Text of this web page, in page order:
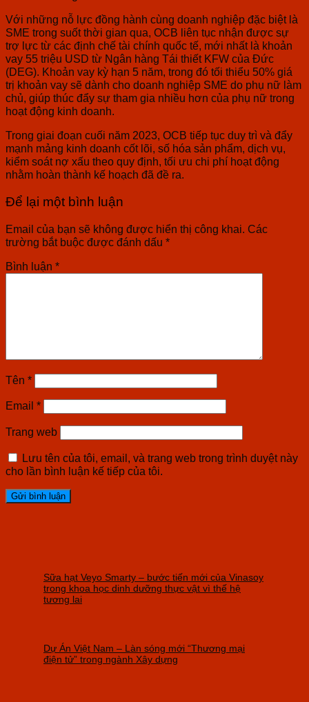
Với những nỗ lực đồng hành cùng doanh nghiệp đặc biệt là
SME trong suốt thời gian qua, OCB liên tục nhận được sự
trợ lực từ các định chế tài chính quốc tế, mới nhất là khoản
vay 55 triệu USD từ Ngân hàng Tái thiết KFW của Đức
(DEG). Khoản vay kỳ hạn 5 năm, trong đó tối thiểu 50% giá
trị khoản vay sẽ dành cho doanh nghiệp SME do phụ nữ làm
chủ, giúp thúc đẩy sự tham gia nhiều hơn của phụ nữ trong
hoạt động kinh doanh.
Trong giai đoạn cuối năm 2023, OCB tiếp tục duy trì và đẩy
mạnh mảng kinh doanh cốt lõi, số hóa sản phẩm, dịch vụ,
kiểm soát nợ xấu theo quy định, tối ưu chi phí hoạt động
nhằm hoàn thành kế hoạch đã đề ra.
Để lại một bình luận
Email của bạn sẽ không được hiển thị công khai. Các
trường bắt buộc được đánh dấu *
Bình luận *
Tên *
Email *
Trang web
Lưu tên của tôi, email, và trang web trong trình duyệt này
cho lần bình luận kế tiếp của tôi.
Sữa hạt Veyo Smarty – bước tiến mới của Vinasoy
trong khoa học dinh dưỡng thực vật vì thế hệ
tương lai
Dự Án Việt Nam – Làn sóng mới “Thương mại
điện tử” trong ngành Xây dựng